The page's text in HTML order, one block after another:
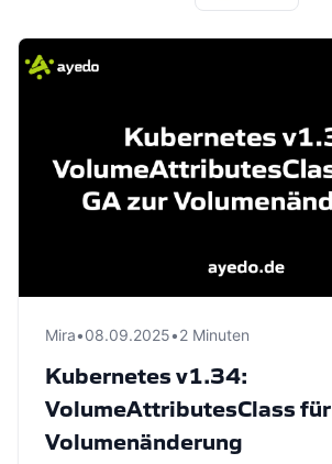
Mira•08.09.2025•2 Minuten
Kubernetes v1.34:
VolumeAttributesClass für
Volumenänderung